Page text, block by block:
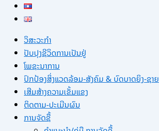
ວິສະວະກຳ
ປັບປຸງຊີວິດການເປັນຢູ່
ໂພຊະນາການ
ປົກປ້ອງສິ່ງແວດລ້ອມ-ສັງຄົມ & ບົດບາດຍິງ-ຊາຍ
ເສີມສ້າງຄວາມເຂັ້ມແຂງ
ຕິດຕາມ-ປະເມີນຜົນ
ການຈັດຊື້